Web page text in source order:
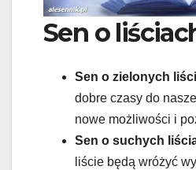
Sen o
Sen o zielonych
dobre czasy do
nowe możliwości i
Sen o suchych
liście będą wróżyć